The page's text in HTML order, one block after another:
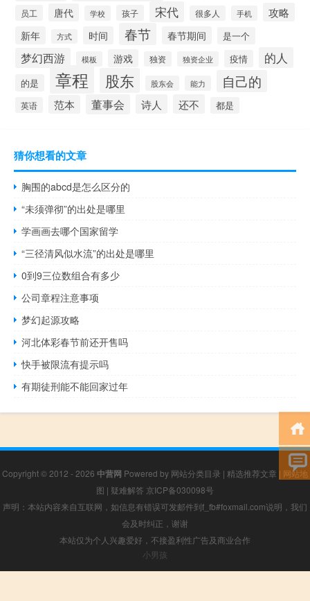
员工 唐代 学校 孩子 宋代 很多人 手机 攻略
新年 方式 时间 春节 春节期间 是一个
梦幻西游 模板 游戏 独资 独资企业 疫情 的人
的是 章程 股东 股东会 能力 自己的
英语 范本 董事会 诗人 还不 都是
猜你想看的文章
胸围的abcd是怎么区分的
“未须弹彻”的出处是哪里
学画画去哪个国家留学
“三径清风似水流”的出处是哪里
0到9三位数组合有多少
公司章程注意事项
梦幻起源攻略
河北体彩春节前还开售吗
快手被限流有提示吗
有期徒刑能不能回家过年
Copyright © 2012 - 2026 中营网 Powered by 网站分类目录 | 精选推荐文章 | 网站地
图 | 疑难解答 京ICP备030098号
声明：本站内容来自互联网，如信息有错误可发邮件到f_fb#foxmail.com说明，我们
会及时纠正，谢谢
本站仅为个人兴趣爱好，不接盈利性广告及商业合作
小男孩